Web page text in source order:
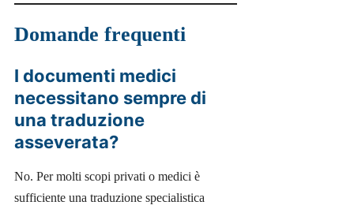
Domande frequenti
I documenti medici
necessitano sempre di
una traduzione
asseverata?
No. Per molti scopi privati o medici è
sufficiente una traduzione specialistica